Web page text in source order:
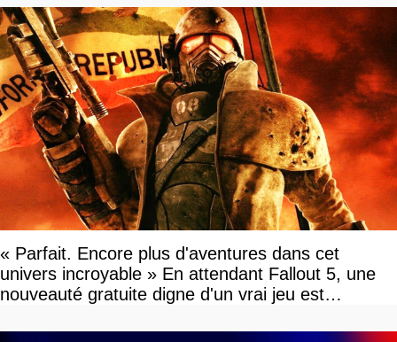
« Parfait. Encore plus d'aventures dans cet
univers incroyable » En attendant Fallout 5, une
nouveauté gratuite digne d'un vrai jeu est